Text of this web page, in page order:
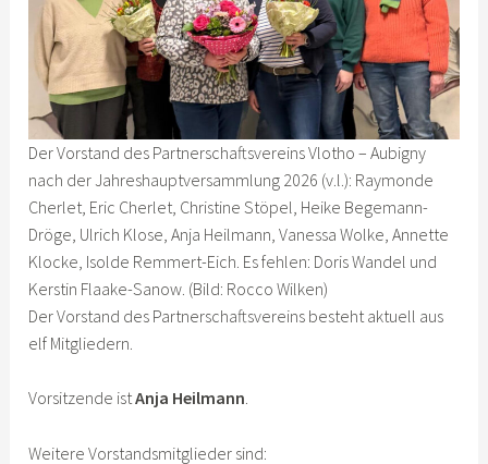
Der Vorstand des Partnerschaftsvereins Vlotho – Aubigny
nach der Jahreshauptversammlung 2026 (v.l.): Raymonde
Cherlet, Eric Cherlet, Christine Stöpel, Heike Begemann-
Dröge, Ulrich Klose, Anja Heilmann, Vanessa Wolke, Annette
Klocke, Isolde Remmert-Eich. Es fehlen: Doris Wandel und
Kerstin Flaake-Sanow. (Bild: Rocco Wilken)
Der Vorstand des Partnerschaftsvereins besteht aktuell aus
elf Mitgliedern.
Vorsitzende istAnja Heilmann.
Weitere Vorstandsmitglieder sind: